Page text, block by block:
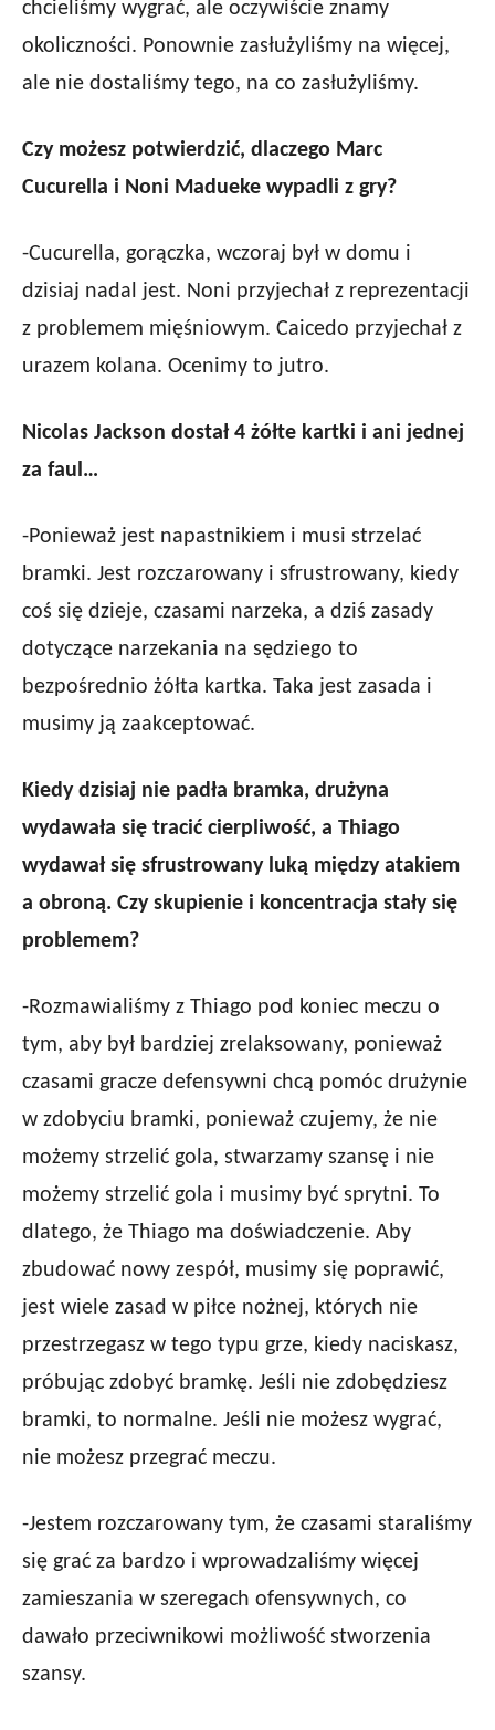
chcieliśmy wygrać, ale oczywiście znamy
okoliczności. Ponownie zasłużyliśmy na więcej,
ale nie dostaliśmy tego, na co zasłużyliśmy.
Czy możesz potwierdzić, dlaczego Marc
Cucurella i Noni Madueke wypadli z gry?
-Cucurella, gorączka, wczoraj był w domu i
dzisiaj nadal jest. Noni przyjechał z reprezentacji
z problemem mięśniowym. Caicedo przyjechał z
urazem kolana. Ocenimy to jutro.
Nicolas Jackson dostał 4 żółte kartki i ani jednej
za faul…
-Ponieważ jest napastnikiem i musi strzelać
bramki. Jest rozczarowany i sfrustrowany, kiedy
coś się dzieje, czasami narzeka, a dziś zasady
dotyczące narzekania na sędziego to
bezpośrednio żółta kartka. Taka jest zasada i
musimy ją zaakceptować.
Kiedy dzisiaj nie padła bramka, drużyna
wydawała się tracić cierpliwość, a Thiago
wydawał się sfrustrowany luką między atakiem
a obroną. Czy skupienie i koncentracja stały się
problemem?
-Rozmawialiśmy z Thiago pod koniec meczu o
tym, aby był bardziej zrelaksowany, ponieważ
czasami gracze defensywni chcą pomóc drużynie
w zdobyciu bramki, ponieważ czujemy, że nie
możemy strzelić gola, stwarzamy szansę i nie
możemy strzelić gola i musimy być sprytni. To
dlatego, że Thiago ma doświadczenie. Aby
zbudować nowy zespół, musimy się poprawić,
jest wiele zasad w piłce nożnej, których nie
przestrzegasz w tego typu grze, kiedy naciskasz,
próbując zdobyć bramkę. Jeśli nie zdobędziesz
bramki, to normalne. Jeśli nie możesz wygrać,
nie możesz przegrać meczu.
-Jestem rozczarowany tym, że czasami staraliśmy
się grać za bardzo i wprowadzaliśmy więcej
zamieszania w szeregach ofensywnych, co
dawało przeciwnikowi możliwość stworzenia
szansy.